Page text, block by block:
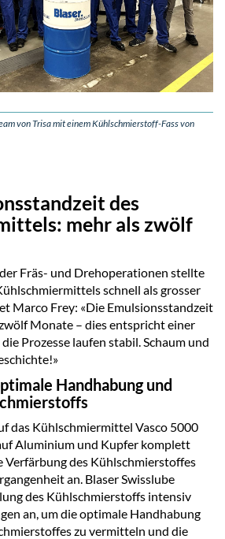
von Trisa mit einem Kühlschmierstoff-Fass von
des
mehr als zwölf
Fräs- und Drehoperationen stellte
schnell als grosser
Marco Frey: «Die Emulsionsstandzeit
Monate – dies entspricht einer
Prozesse laufen stabil. Schaum und
Handhabung und
das Kühlschmiermittel Vasco 5000
Aluminium und Kupfer komplett
Verfärbung des Kühlschmierstoffes
an. Blaser Swisslube
des Kühlschmierstoffs intensiv
an, um die optimale Handhabung
zu vermitteln und die